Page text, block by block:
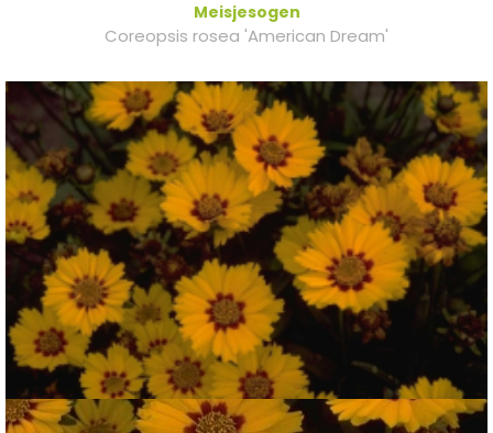
Meisjesogen
Coreopsis rosea 'American Dream'